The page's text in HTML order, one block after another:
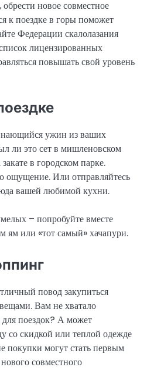
новое совместное
к поездке в горы поможет
Федерации скалолазания
лицензированных
повышать свой уровень
ужин из ваших
ли это сет в мишленовском
в городском парке.
ощущение. Или отправляйтесь
вашей любимой кухни.
– попробуйте вместе
ям или «тот самый» хачапури.
повод закупиться
Вам не хватало
для поездок? А может
со скидкой или теплой одежде
покупки могут стать первым
совместного